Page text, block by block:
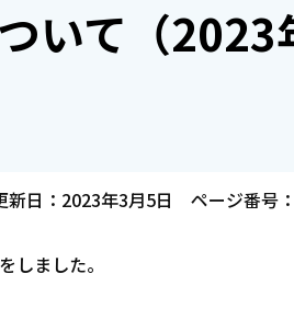
いて（
新日：2023年3月5日 ページ番号
しました。